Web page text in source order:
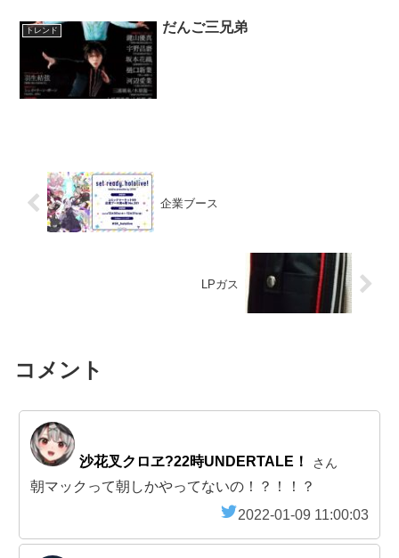
トレンド だんご三兄弟
企業ブース
LPガス
コメント
沙花叉クロヱ?22時UNDERTALE！ さん
朝マックって朝しかやってないの！？！！？
2022-01-09 11:00:03